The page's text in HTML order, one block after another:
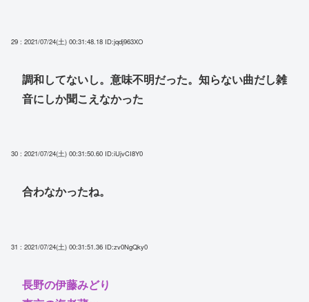
29 : 2021/07/24(土) 00:31:48.18 ID:jqdj963XO
調和してないし。意味不明だった。知らない曲だし雑
音にしか聞こえなかった
30 : 2021/07/24(土) 00:31:50.60 ID:iUjvCI8Y0
合わなかったね。
31 : 2021/07/24(土) 00:31:51.36 ID:zv0NgQky0
長野の伊藤みどり